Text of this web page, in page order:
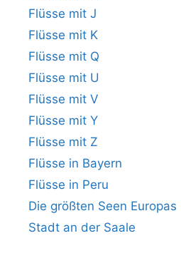
Flüsse mit J
Flüsse mit K
Flüsse mit Q
Flüsse mit U
Flüsse mit V
Flüsse mit Y
Flüsse mit Z
Flüsse in Bayern
Flüsse in Peru
Die größten Seen Europas
Stadt an der Saale